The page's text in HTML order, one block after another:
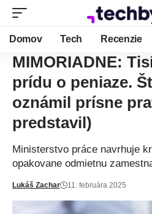
Domov Tech Recenzie
MIMORIADNE:
prídu o peniaze.
oznámil prísne
predstavil)
Ministerstvo práce navrhuje
opakovane odmietnu
Lukáš Zachar 11. februára 2025